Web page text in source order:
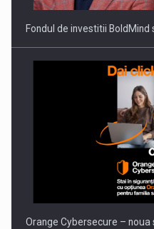
PUTTING ROMANIAN
INTERNATIONAL BUSINESS
Fondul de investitii BoldMind
Orange Cybersecure –